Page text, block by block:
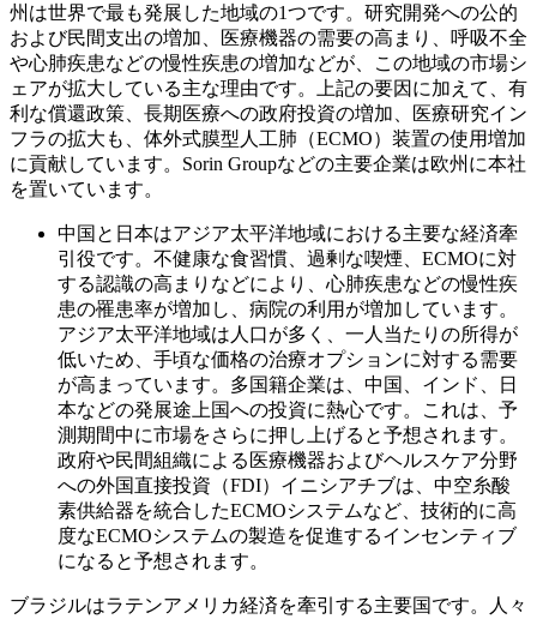
州は世界で最も発展した地域の1つです。研究開発への公的
および民間支出の増加、医療機器の需要の高まり、呼吸不全
や心肺疾患などの慢性疾患の増加などが、この地域の市場シ
ェアが拡大している主な理由です。上記の要因に加えて、有
利な償還政策、長期医療への政府投資の増加、医療研究イン
フラの拡大も、体外式膜型人工肺（ECMO）装置の使用増加
に貢献しています。Sorin Groupなどの主要企業は欧州に本社
を置いています。
中国と日本はアジア太平洋地域における主要な経済牽
引役です。不健康な食習慣、過剰な喫煙、ECMOに対
する認識の高まりなどにより、心肺疾患などの慢性疾
患の罹患率が増加し、病院の利用が増加しています。
アジア太平洋地域は人口が多く、一人当たりの所得が
低いため、手頃な価格の治療オプションに対する需要
が高まっています。多国籍企業は、中国、インド、日
本などの発展途上国への投資に熱心です。これは、予
測期間中に市場をさらに押し上げると予想されます。
政府や民間組織による医療機器およびヘルスケア分野
への外国直接投資（FDI）イニシアチブは、中空糸酸
素供給器を統合したECMOシステムなど、技術的に高
度なECMOシステムの製造を促進するインセンティブ
になると予想されます。
ブラジルはラテンアメリカ経済を牽引する主要国です。人々